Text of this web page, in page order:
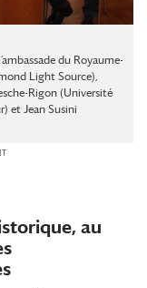
du Royaume-
Light Source),
Rigon (Université
et Jean Susini
au